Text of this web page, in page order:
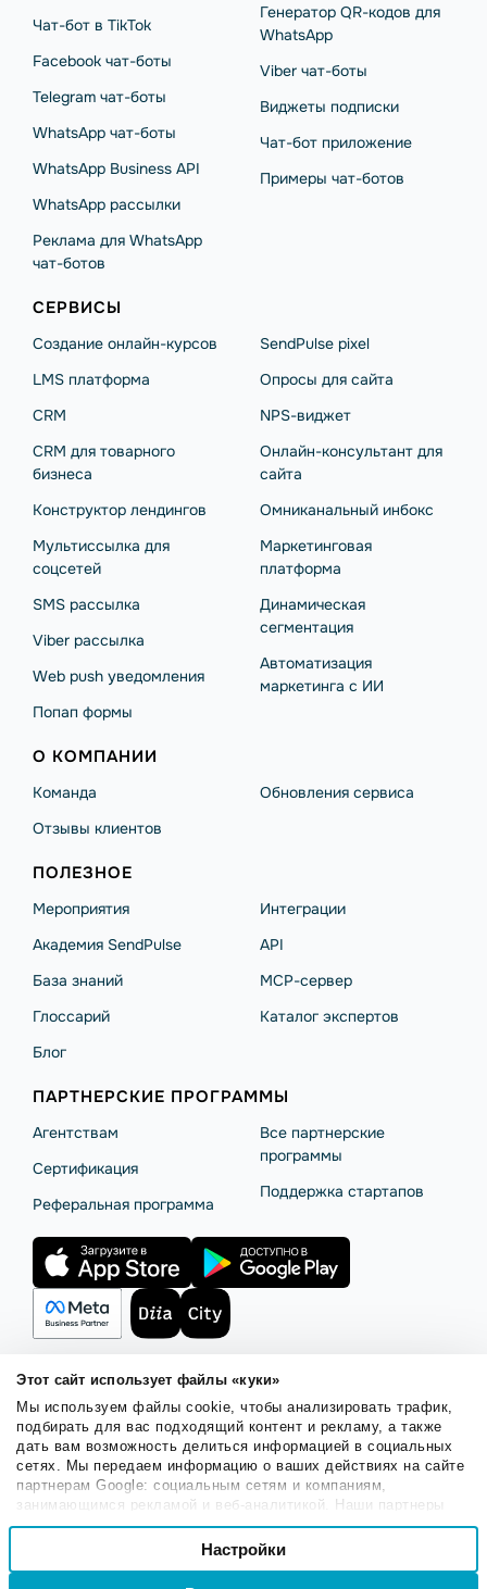
Этот сайт использует файлы «куки»
Мы используем файлы cookie, чтобы анализировать трафик,
подбирать для вас подходящий контент и рекламу, а также
дать вам возможность делиться информацией в социальных
сетях. Мы передаем информацию о ваших действиях на сайте
партнерам Google: социальным сетям и компаниям,
занимающимся рекламой и веб-аналитикой. Наши партнеры
могут комбинировать эти сведения с предоставленной вами
информацией, а также данными, которые они получили при
использовании вами их сервисов.
Выбор
Настройки
Чат-бот в TikTok
Facebook чат-боты
Telegram чат-боты
WhatsApp чат-боты
WhatsApp Business API
WhatsApp рассылки
Реклама для WhatsApp
чат-ботов
Генератор QR-кодов для
WhatsApp
Viber чат-боты
Виджеты подписки
Чат-бот приложение
Примеры чат-ботов
СЕРВИСЫ
Создание онлайн-курсов
LMS платформа
CRM
CRM для товарного
бизнеса
Конструктор лендингов
Мультиссылка для
соцсетей
SMS рассылка
Viber рассылка
Web push уведомления
Попап формы
SendPulse pixel
Опросы для сайта
NPS-виджет
Онлайн-консультант для
сайта
Омниканальный инбокс
Маркетинговая
платформа
Динамическая
сегментация
Автоматизация
маркетинга с ИИ
О КОМПАНИИ
Команда
Отзывы клиентов
Обновления сервиса
ПОЛЕЗНОЕ
Мероприятия
Академия SendPulse
База знаний
Глоссарий
Блог
Интеграции
API
MCP-сервер
Каталог экспертов
ПАРТНЕРСКИЕ ПРОГРАММЫ
Агентствам
Сертификация
Реферальная программа
Все партнерские
программы
Поддержка стартапов
Правила использованияБезопасность SendPulse
Политика конфиденциальности Политика Cookies
© 2015 - 2026. ООО «СендПульс». Все права защищены.